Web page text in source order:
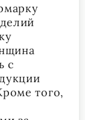
с
того,